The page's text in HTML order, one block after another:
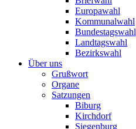
Europawahl
Kommunalwahl
Bundestagswahl
Landtagswahl
Bezirkswahl
Über uns
Grußwort
Organe
Satzungen
Biburg
Kirchdorf
Siegenburg